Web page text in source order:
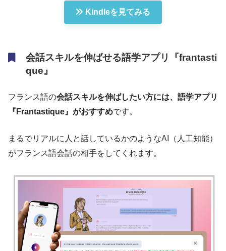
Kindleを見てみる
会話スキルを伸ばせる語学アプリ『frantasti
que』
フランス語の会話スキルを伸ばしたい方には、語学アプリ
『Frantastique』がおすすめです。
まるでリアルに人と話しているかのようなAI（人工知能）
がフランス語会話の相手をしてくれます。